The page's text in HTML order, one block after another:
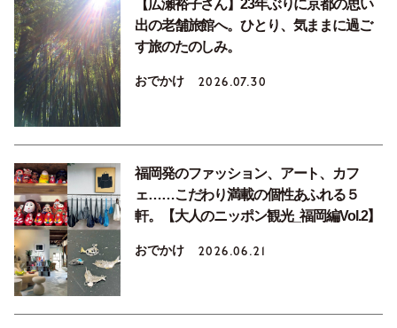
【広瀬裕子さん】23年ぶりに京都の思い
出の老舗旅館へ。ひとり、気ままに過ご
す旅のたのしみ。
おでかけ 2026.07.30
福岡発のファッション、アート、カフ
ェ……こだわり満載の個性あふれる５
軒。【大人のニッポン観光_福岡編Vol.2】
おでかけ 2026.06.21